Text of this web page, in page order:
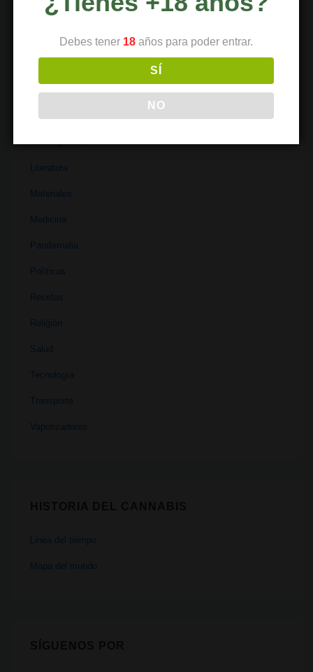
Ferias
Finanzas
Literatura
Materiales
Medicina
Parafernalia
Políticas
Recetas
Religión
Salud
Tecnología
Transporte
Vaporizadores
Linea del tiempo
Mapa del mundo
Debes tener 18 años para poder entrar.
SÍ
NO